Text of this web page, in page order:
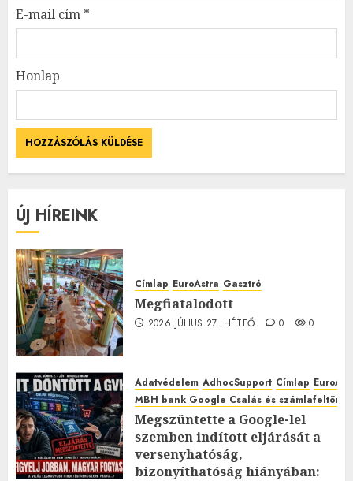
E-mail cím *
Honlap
ÚJ HÍREINK
Címlap EuroAstra Gasztró
Megfiatalodott
2026.JÚLIUS.27. HÉTFŐ. 0 0
Adatvédelem AdhocSupport Címlap
MBH bank Google Csalás és
Megszüntette a Google-lel
szemben indított eljárását a
versenyhatóság,
bizonyíthatóság hiányában: